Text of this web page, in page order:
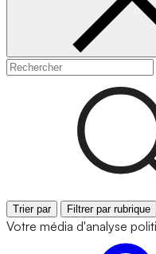
Trier par Filtrer par rubrique
Votre média d'analyse